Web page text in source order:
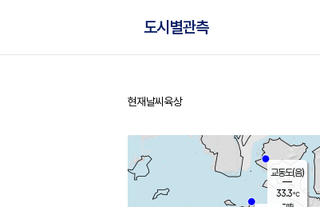
도시별관측
홈
현재날씨 육상
교동도(음)
33.3℃
-m/s